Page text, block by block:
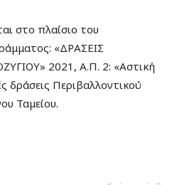
στο πλαίσιο του
«ΔΡΑΣΕΙΣ
2021, Α.Π. 2: «Αστική
δράσεις Περιβαλλοντικού
Ταμείου.